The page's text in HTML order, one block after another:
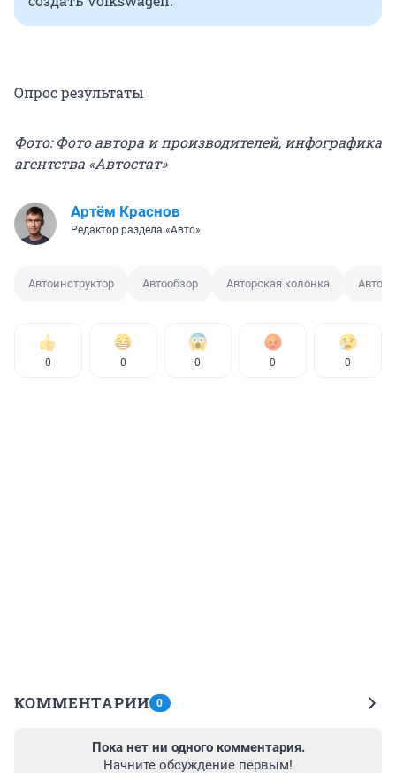
Опрос результаты
Фото: Фото автора и производителей, инфографика
агентства «Автостат»
Артём Краснов
Редактор раздела «Авто»
Автоинструктор Автообзор Авторская колонка
0 0 0 0 0
КОММЕНТАРИИ 0
Пока нет ни одного комментария.
Начните обсуждение первым!